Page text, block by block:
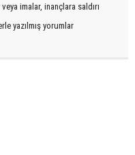
imalar, inançlara saldırı
yazılmış yorumlar